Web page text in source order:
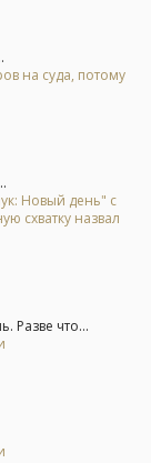
на суда, потому
Новый день" с
схватку назвал
Разве что...